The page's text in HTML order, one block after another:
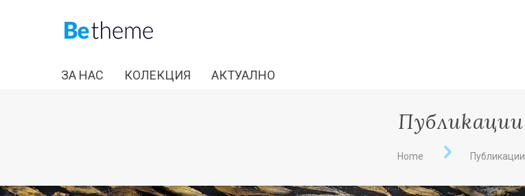
ЗА НАС КОЛЕКЦИЯ АКТУАЛНО
Публикации
Home Публикации